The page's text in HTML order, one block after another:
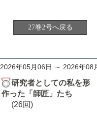
27巻2号へ戻る
2026年05月06日 ～ 2026年08
研究者としての私を形
作った「師匠」たち
(26回)